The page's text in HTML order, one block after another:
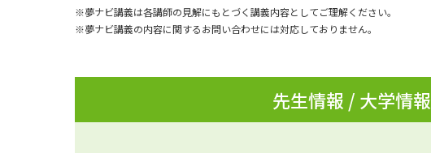
※夢ナビ講義は各講師の見解にもとづく講義内容としてご理解ください。
※夢ナビ講義の内容に関するお問い合わせには対応しておりません。
先生情報 / 大学情報